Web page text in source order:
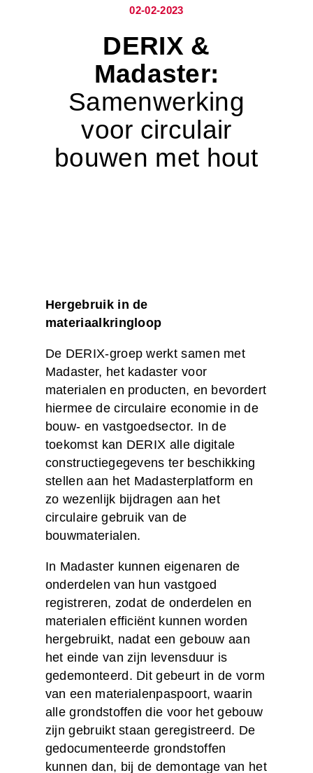
02-02-2023
DERIX &
Madaster:
Samenwerking
voor circulair
bouwen met hout
Hergebruik in de
materiaalkringloop
De DERIX-groep werkt samen met
Madaster, het kadaster voor
materialen en producten, en bevordert
hiermee de circulaire economie in de
bouw- en vastgoedsector. In de
toekomst kan DERIX alle digitale
constructiegegevens ter beschikking
stellen aan het Madasterplatform en
zo wezenlijk bijdragen aan het
circulaire gebruik van de
bouwmaterialen.
In Madaster kunnen eigenaren de
onderdelen van hun vastgoed
registreren, zodat de onderdelen en
materialen efficiënt kunnen worden
hergebruikt, nadat een gebouw aan
het einde van zijn levensduur is
gedemonteerd. Dit gebeurt in de vorm
van een materialenpaspoort, waarin
alle grondstoffen die voor het gebouw
zijn gebruikt staan geregistreerd. De
gedocumenteerde grondstoffen
kunnen dan, bij de demontage van het